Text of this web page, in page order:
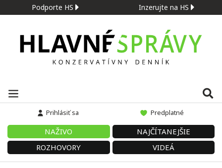
Podporte HS Inzerujte na HS
Prihlásiť sa Predplatné
NAŽIVO
NAJČÍTANEJŠIE
ROZHOVORY
VIDEÁ